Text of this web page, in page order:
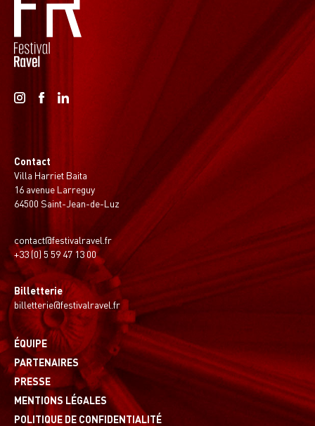
Contact
Villa Harriet Baita
16 avenue Larreguy
64500 Saint-Jean-de-Luz
contact@festivalravel.fr
+33 (0) 5 59 47 13 00
Billetterie
billetterie@festivalravel.fr
ÉQUIPE
PARTENAIRES
PRESSE
MENTIONS LÉGALES
POLITIQUE DE CONFIDENTIALITÉ